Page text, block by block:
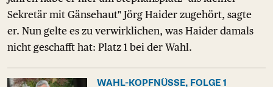
Sekretär mit Gänsehaut" Jörg Haider zugehört, sagte
er. Nun gelte es zu verwirklichen, was Haider damals
nicht geschafft hat: Platz 1 bei der Wahl.
WAHL-KOPFNÜSSE, FOLGE 1